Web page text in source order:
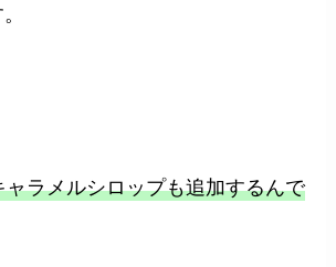
ャラメルシロップも追加するんで